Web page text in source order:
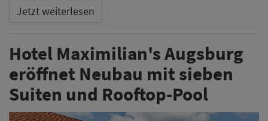
Jetzt weiterlesen
Hotel Maximilian's Augsburg
eröffnet Neubau mit sieben
Suiten und Rooftop-Pool